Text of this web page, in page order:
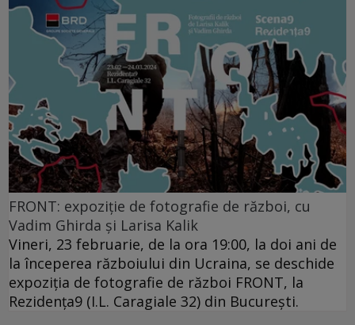
FRONT: expoziție de fotografie de război, cu
Vadim Ghirda și Larisa Kalik
Vineri, 23 februarie, de la ora 19:00, la doi ani de
la începerea războiului din Ucraina, se deschide
expoziția de fotografie de război FRONT, la
Rezidența9 (I.L. Caragiale 32) din București.